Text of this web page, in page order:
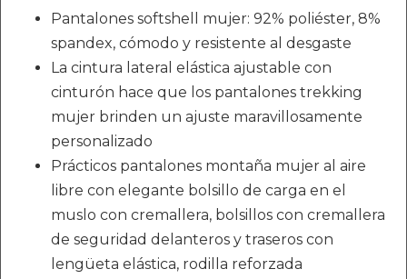
Pantalones softshell mujer: 92% poliéster, 8%
spandex, cómodo y resistente al desgaste
La cintura lateral elástica ajustable con
cinturón hace que los pantalones trekking
mujer brinden un ajuste maravillosamente
personalizado
Prácticos pantalones montaña mujer al aire
libre con elegante bolsillo de carga en el
muslo con cremallera, bolsillos con cremallera
de seguridad delanteros y traseros con
lengüeta elástica, rodilla reforzada